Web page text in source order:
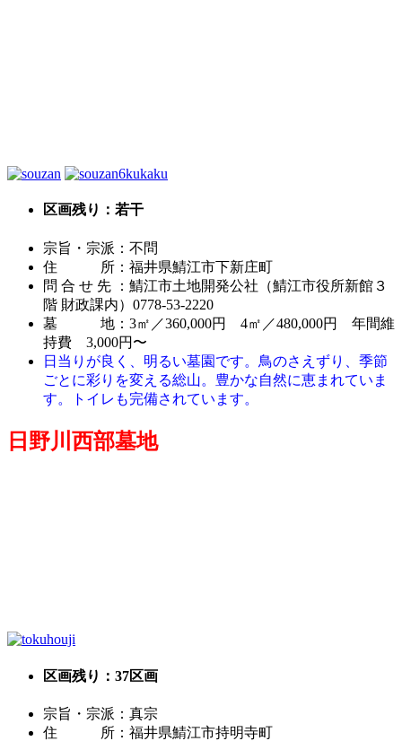
区画残り：若干
宗旨・宗派：不問
住 所：福井県鯖江市下新庄町
問 合 せ 先 ：鯖江市土地開発公社（鯖江市役所新館３
階 財政課内）0778-53-2220
墓 地：3㎡／360,000円 4㎡／480,000円 年間維
持費 3,000円〜
日当りが良く、明るい墓園です。鳥のさえずり、季節
ごとに彩りを変える総山。豊かな自然に恵まれていま
す。トイレも完備されています。
日野川西部墓地
区画残り：37区画
宗旨・宗派：真宗
住 所：福井県鯖江市持明寺町